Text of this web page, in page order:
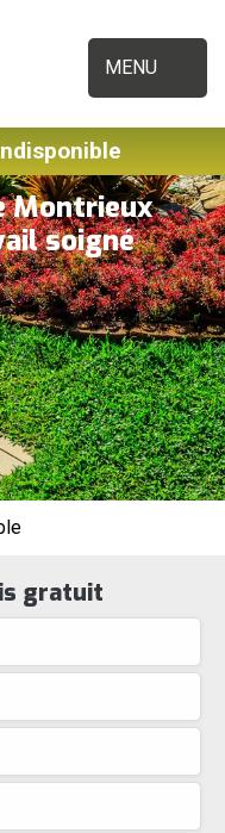
MENU
Montrieux
soigné
gratuit